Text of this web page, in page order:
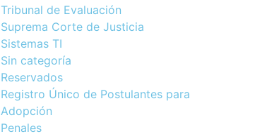
Tribunal de Evaluación
Suprema Corte de Justicia
Sistemas TI
Sin categoría
Reservados
Registro Único de Postulantes para
Adopción
Penales